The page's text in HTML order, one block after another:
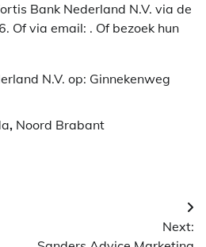
Bank Nederland N.V. via de
Of via email: . Of bezoek hun
N.V. op: Ginnekenweg
, Noord Brabant
Next: